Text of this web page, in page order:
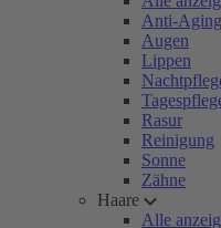
Anti-Aging
Augen
Lippen
Rasur
Reinigung
Sonne
Zähne
Haare
Alle